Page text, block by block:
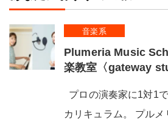
音楽系
Plumeria Music
楽教室〈gateway
プロの演奏家に1対1
カリキュラム。 プル